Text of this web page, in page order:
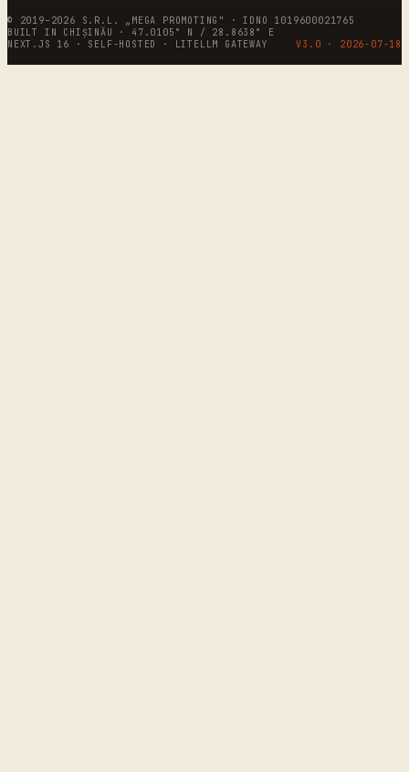
© 2019–2026 S.R.L. „MEGA PROMOTING" · IDNO 1019600021765
BUILT IN CHIȘINĂU · 47.0105° N / 28.8638° E
NEXT.JS 16 · SELF-HOSTED · LITELLM GATEWAY
V3.0 · 2026-07-18